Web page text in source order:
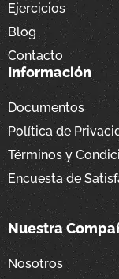
Ejercicios
Blog
Contacto
Información
Documentos
Política de
Términos y
Encuesta de
Nuestra
Nosotros